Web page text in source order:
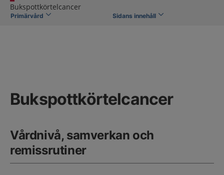
Bukspottkörtelcancer
Primärvård Sidans innehåll
Bukspottkörtelcancer
Vårdnivå, samverkan och
remissrutiner